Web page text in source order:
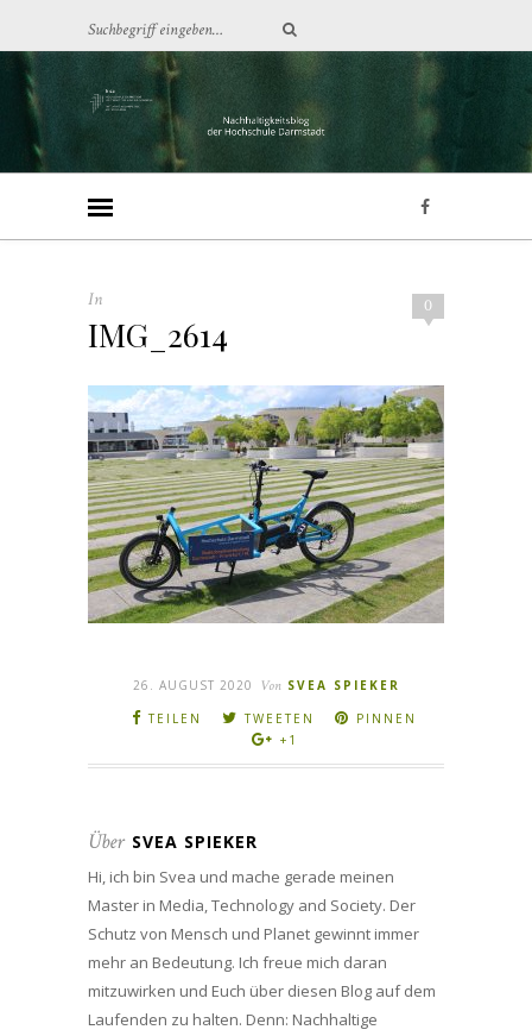
0
In
IMG_2614
26. AUGUST 2020 Von SVEA SPIEKER
TEILEN
TWEETEN
PINNEN
+1
Über SVEA SPIEKER
Hi, ich bin Svea und mache gerade meinen
Master in Media, Technology and Society. Der
Schutz von Mensch und Planet gewinnt immer
mehr an Bedeutung. Ich freue mich daran
mitzuwirken und Euch über diesen Blog auf dem
Laufenden zu halten. Denn: Nachhaltige